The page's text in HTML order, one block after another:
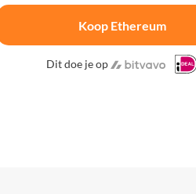
Koop Ethereum
Dit doe je op